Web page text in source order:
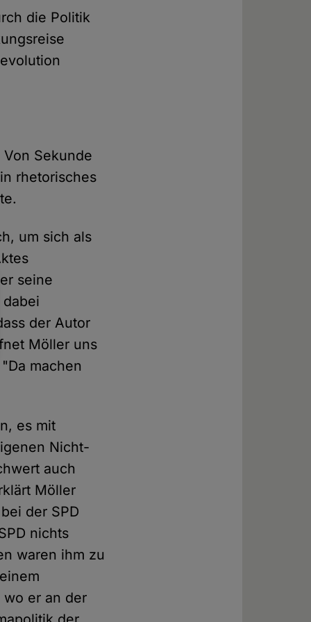
die Politik
Sekunde
rhetorisches
um sich als
seine
der Autor
Möller uns
machen
es mit
Nicht-
auch
Möller
der SPD
nichts
waren ihm zu
wo er an der